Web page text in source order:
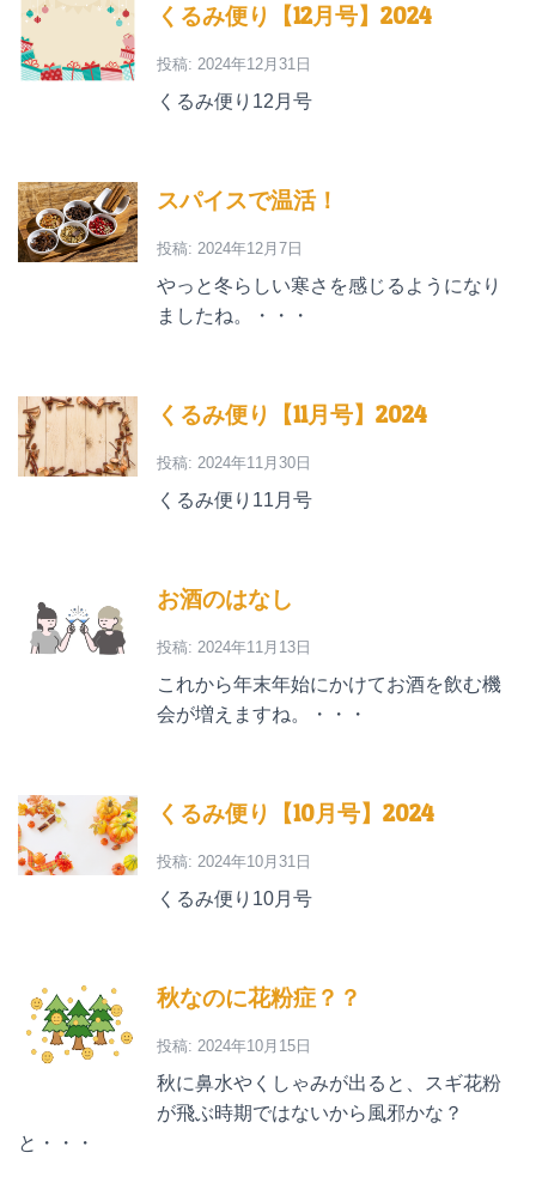
くるみ便り【12月号】2024
投稿: 2024年12月31日
くるみ便り12月号
スパイスで温活！
投稿: 2024年12月7日
やっと冬らしい寒さを感じるようになり
ましたね。・・・
くるみ便り【11月号】2024
投稿: 2024年11月30日
くるみ便り11月号
お酒のはなし
投稿: 2024年11月13日
これから年末年始にかけてお酒を飲む機
会が増えますね。・・・
くるみ便り【10月号】2024
投稿: 2024年10月31日
くるみ便り10月号
秋なのに花粉症？？
投稿: 2024年10月15日
秋に鼻水やくしゃみが出ると、スギ花粉
が飛ぶ時期ではないから風邪かな？
と・・・